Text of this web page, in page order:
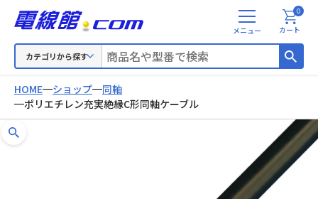
カテゴリから探す
メ
ニ
カート
0
HOME ショップ
同軸
ポリエチレン充実絶縁C形同軸ケーブル